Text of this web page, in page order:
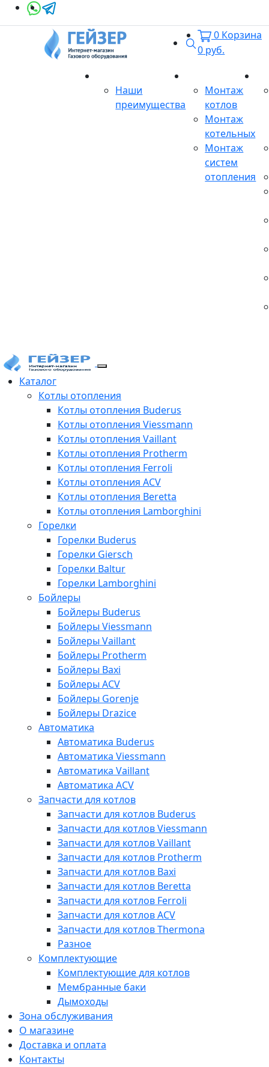
Поиск
0 Корзина
0 руб.
Наши
преимущества
Монтаж
котлов
Монтаж
котельных
Монтаж
систем
отопления
Каталог
Котлы отопления
Котлы отопления Buderus
Котлы отопления Viessmann
Котлы отопления Vaillant
Котлы отопления Protherm
Котлы отопления Ferroli
Котлы отопления ACV
Котлы отопления Beretta
Котлы отопления Lamborghini
Горелки
Горелки Buderus
Горелки Giersch
Горелки Baltur
Горелки Lamborghini
Бойлеры
Бойлеры Buderus
Бойлеры Viessmann
Бойлеры Vaillant
Бойлеры Protherm
Бойлеры Baxi
Бойлеры ACV
Бойлеры Gorenje
Бойлеры Drazice
Автоматика
Автоматика Buderus
Автоматика Viessmann
Автоматика Vaillant
Автоматика ACV
Запчасти для котлов
Запчасти для котлов Buderus
Запчасти для котлов Viessmann
Запчасти для котлов Vaillant
Запчасти для котлов Protherm
Запчасти для котлов Baxi
Запчасти для котлов Beretta
Запчасти для котлов Ferroli
Запчасти для котлов ACV
Запчасти для котлов Thermona
Разное
Комплектующие
Комплектующие для котлов
Мембранные баки
Дымоходы
Зона обслуживания
О магазине
Доставка и оплата
Контакты